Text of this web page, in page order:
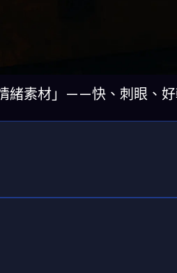
緒素材」——快、刺眼、好